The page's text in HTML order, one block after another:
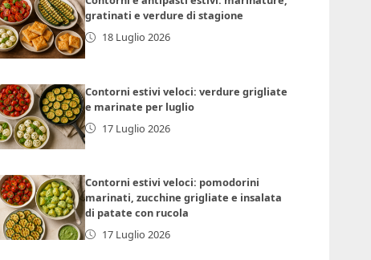
gratinati e verdure di stagione
18 Luglio 2026
Contorni estivi veloci: verdure grigliate
e marinate per luglio
17 Luglio 2026
Contorni estivi veloci: pomodorini
marinati, zucchine grigliate e insalata
di patate con rucola
17 Luglio 2026